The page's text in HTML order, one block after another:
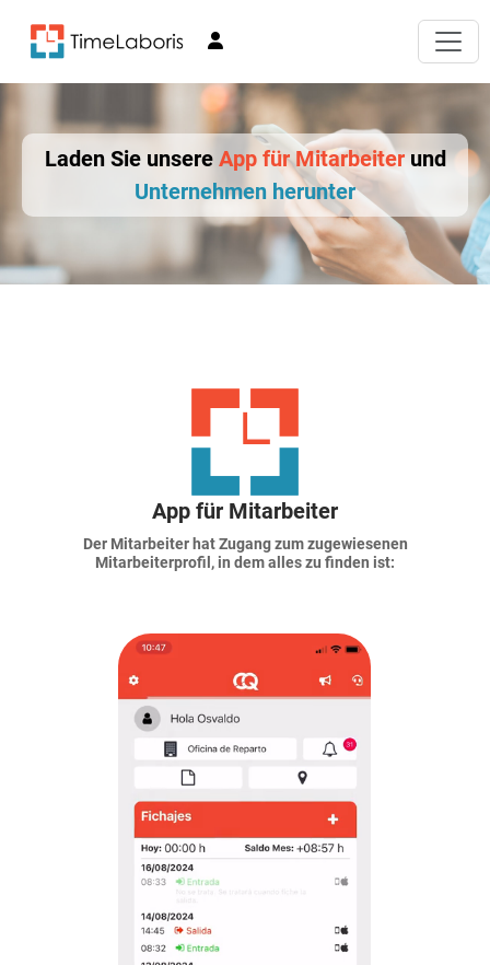
Laden Sie unsere App für Mitarbeiterund
Unternehmen herunter
App für Mitarbeiter
Der Mitarbeiter hat Zugang zum zugewiesenen
Mitarbeiterprofil, in dem alles zu finden ist: